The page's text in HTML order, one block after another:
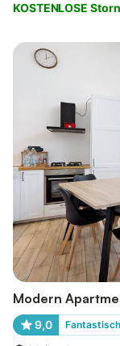
KOSTENLOSE
Modern
9,0 Fantastisch